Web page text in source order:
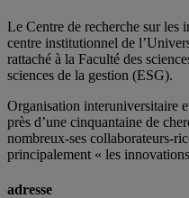
Le Centre de recherche sur les
centre institutionnel de
rattaché à la Faculté des
sciences de la gestion (ESG).
Organisation interuniversitaire
près d’une cinquantaine de
nombreux-ses collaborateurs-
principalement « les
adresse